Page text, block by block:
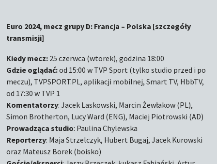
Euro 2024, mecz grupy D: Francja – Polska [szczegóły
transmisji]
Kiedy mecz: 25 czerwca (wtorek), godzina 18:00
Gdzie oglądać:od 15:00 w TVP Sport (tylko studio przed i po
meczu), TVPSPORT.PL, aplikacji mobilnej, Smart TV, HbbTV,
od 17:30 w TVP 1
Komentatorzy: Jacek Laskowski, Marcin Żewłakow (PL),
Simon Brotherton, Lucy Ward (ENG), Maciej Piotrowski (AD)
Prowadząca studio: Paulina Chylewska
Reporterzy: Maja Strzelczyk, Hubert Bugaj, Jacek Kurowski
oraz Mateusz Borek (boisko)